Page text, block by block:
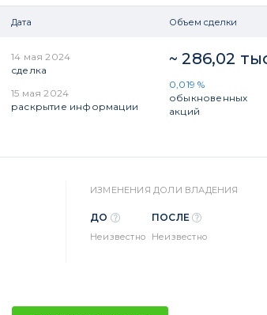
Дата Объем сделки
14 мая 2024
сделка
15 мая 2024
раскрытие информации
~ 286,02
0,019 %
обыкновенных
акций
ИЗМЕНЕНИЯ ДОЛИ ВЛАДЕНИЯ
ДО
Неизвестно
ПОСЛЕ
Неизвестно